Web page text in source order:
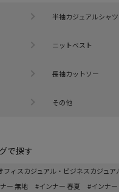
半袖カジュアルシャツ
ニットベスト
長袖カットソー
その他
で探す
フィスカジュアル・ビジネスカジュア
ー 無地 #インナー 春夏 #インナ